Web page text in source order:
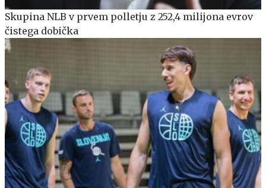
Skupina NLB v prvem polletju z 252,4 milijona evrov
čistega dobička